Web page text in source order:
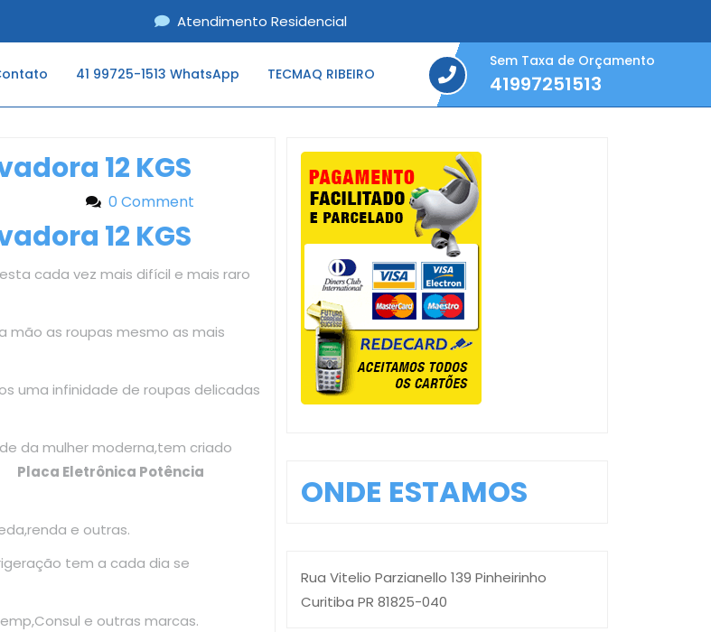
Atendimento Residencial
41 99725-1513 WhatsApp TECMAQ RIBEIRO
Sem Taxa de Orçamento
41997251513
41997251513
12 KGS
0 Comment
12 KGS
cada vez mais difícil e mais raro
mão as roupas mesmo as mais
uma infinidade de roupas delicadas
da mulher moderna,tem criado
Placa Eletrônica Potência
e outras.
tem a cada dia se
e outras marcas.
ONDE ESTAMOS
Rua Vitelio Parzianello 139 Pinheirinho
Curitiba PR 81825-040